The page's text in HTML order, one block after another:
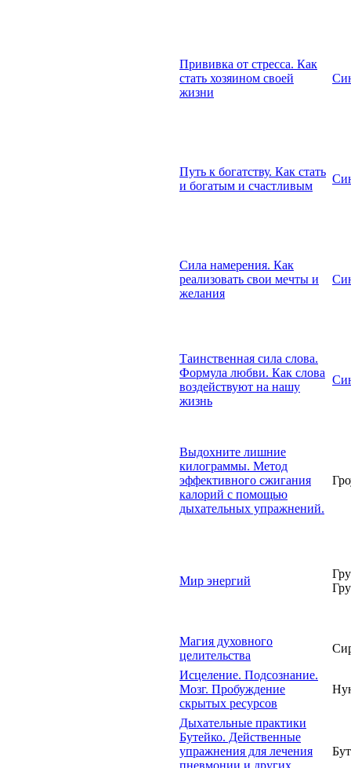
Прививка от стресса. Как
стать хозяином своей
жизни
Путь к богатству. Как стать
и богатым и счастливым
Сила намерения. Как
реализовать свои мечты и
желания
Таинственная сила слова.
Формула любви. Как слова
воздействуют на нашу
жизнь
Выдохните лишние
килограммы. Метод
эффективного сжигания
калорий с помощью
дыхательных упражнений.
Мир энергий
Магия духовного
целительства
Исцеление. Подсознание.
Мозг. Пробуждение
скрытых ресурсов
Дыхательные практики
Бутейко. Действенные
упражнения для лечения